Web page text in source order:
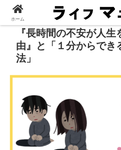
『長時間の不安が人
由』と「１分からでき
法」
ホーム